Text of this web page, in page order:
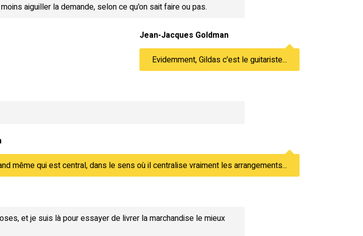
aiguiller la demande, selon ce qu'on sait faire ou pas.
Jean-Jacques Goldman
Evidemment, Gildas c'est le guitariste...
même qui est central, dans le sens où il centralise vraiment les arrangements...
et je suis là pour essayer de livrer la marchandise le mieux